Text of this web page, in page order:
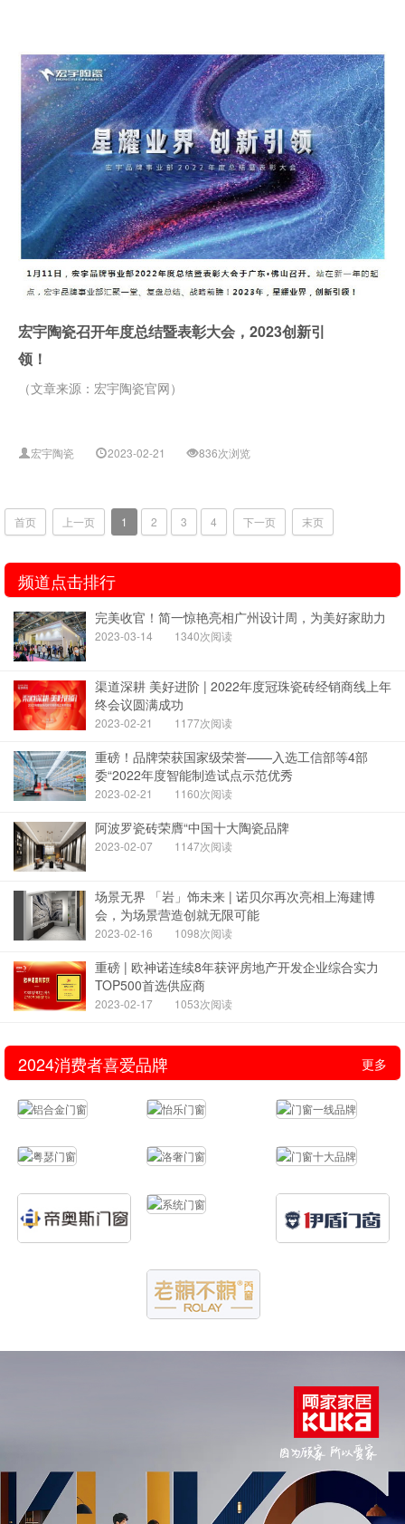
宏宇陶瓷召开年度总结暨表彰大会，2023创新引
领！
（文章来源：宏宇陶瓷官网）
宏宇陶瓷 2023-02-21 836次浏览
首页 上一页 1 2 3 4 下一页 末页
频道点击排行
完美收官！简一惊艳亮相广州设计周，为美好家助力
2023-03-14 1340次阅读
渠道深耕 美好进阶 | 2022年度冠珠瓷砖经销商线上年
终会议圆满成功
2023-02-21 1177次阅读
重磅！品牌荣获国家级荣誉——入选工信部等4部
委“2022年度智能制造试点示范优秀
2023-02-21 1160次阅读
阿波罗瓷砖荣膺“中国十大陶瓷品牌
2023-02-07 1147次阅读
场景无界 「岩」饰未来 | 诺贝尔再次亮相上海建博
会，为场景营造创就无限可能
2023-02-16 1098次阅读
重磅 | 欧神诺连续8年获评房地产开发企业综合实力
TOP500首选供应商
2023-02-17 1053次阅读
2024消费者喜爱品牌 更多